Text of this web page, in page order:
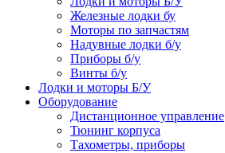
Железные лодки бу
Моторы по запчастям
Надувные лодки б/у
Приборы б/у
Винты б/у
Лодки и моторы Б/У
Оборудование
Дистанционное управление
Тюнинг корпуса
Тахометры, приборы